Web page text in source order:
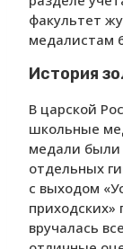
факультет
медалистам
История
В царской
школьные
медали были
отдельных
с выходом
вручалась